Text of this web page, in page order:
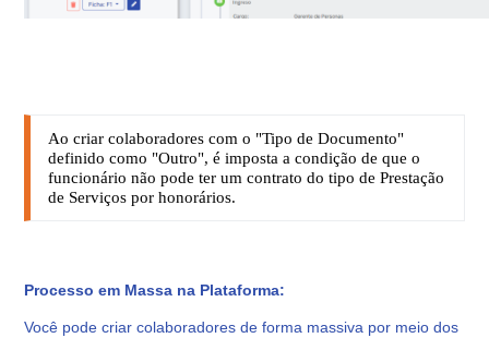
Ao criar colaboradores com o "Tipo de Documento"
definido como "Outro", é imposta a condição de que o
funcionário não pode ter um contrato do tipo de Prestação
de Serviços por honorários.
Processo em Massa na Plataforma:
Você pode criar colaboradores de forma massiva por meio dos